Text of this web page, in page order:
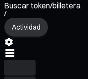
Buscar token/billetera
/
Actividad